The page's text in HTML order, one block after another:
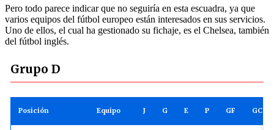
Pero todo parece indicar que no seguiría en esta escuadra, ya que
varios equipos del fútbol europeo están interesados en sus servicios.
Uno de ellos, el cual ha gestionado su fichaje, es el Chelsea, también
del fútbol inglés.